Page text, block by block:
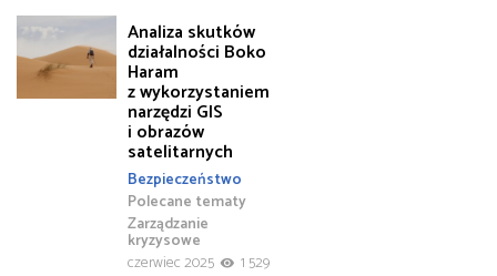
Analiza skutków
działalności Boko
Haram
z wykorzystaniem
narzędzi GIS
i obrazów
satelitarnych
Bezpieczeństwo
Polecane tematy
Zarządzanie
kryzysowe
czerwiec 2025
1 529